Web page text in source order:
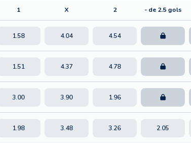
1 X 2 - de 2.5 gols
1.58 4.04 4.54
1.51 4.37 4.78
3.00 3.90 1.96
1.98 3.48 3.26 2.05